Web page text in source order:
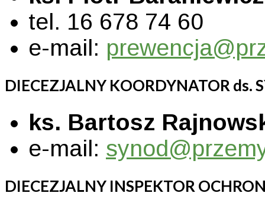
tel. 16 678 74 60
e-mail:
DIECEZJALNY KOORDYNATOR ds.
ks. Bartosz
e-mail:
DIECEZJALNY INSPEKTOR